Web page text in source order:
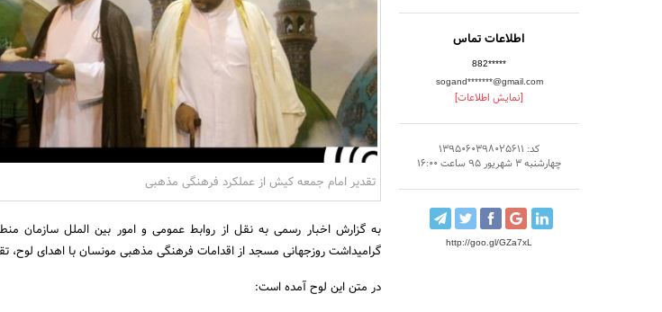
اطلاعات تماس
882*****
sogand*******@gmail.com
[نمایش اطلاعات]
کد: 1395060398025611
چهارشنبه 3 شهریور 95 ساعت 16:00
http://goo.gl/GZa7xL
تقدیر امام جمعه کیش از عملکرد فرهنگی مذهبی
به گزارش اخبار رسمی به نقل از روابط عمومی و امور بین الملل سازمان
گرامیداشت روزجهانی مسجد از اقدامات فرهنگی مذهبی مونسان با اهدای لوح،
در متن این لوح آمده است: